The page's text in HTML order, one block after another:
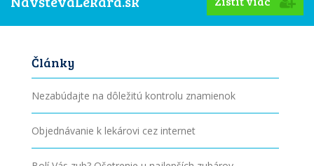
Články
Nezabúdajte na dôležitú kontrolu znamienok
Objednávanie k lekárovi cez internet